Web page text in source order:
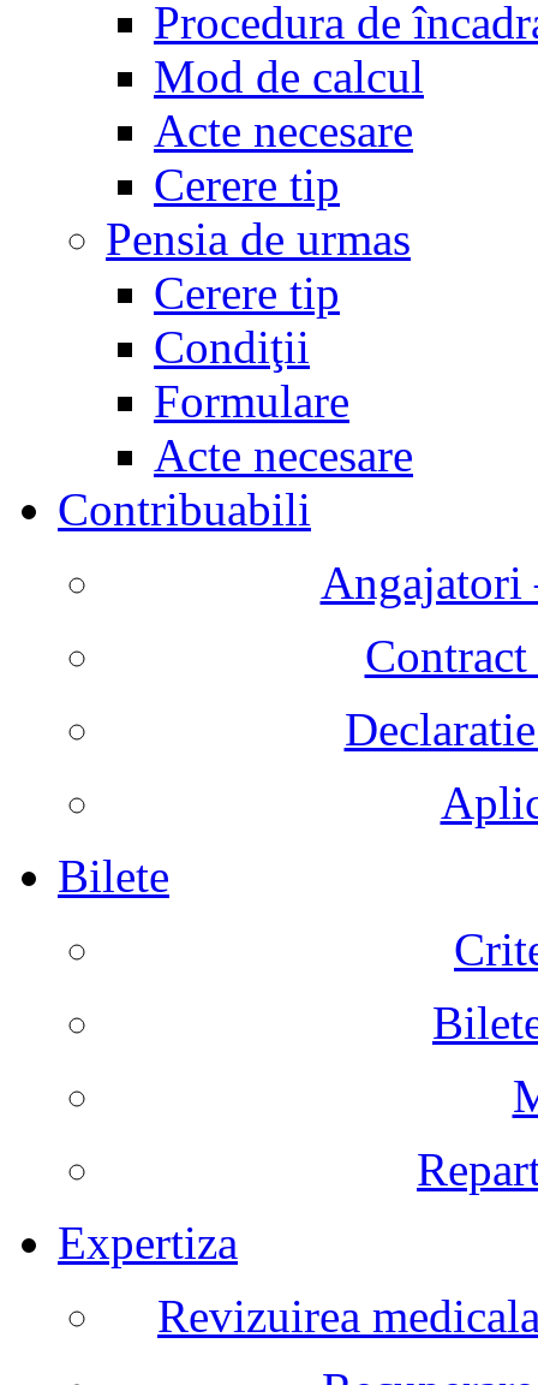
Procedura de
Mod de calcul
Acte necesare
Cerere tip
Pensia de urmas
Cerere tip
Condiţii
Formulare
Acte necesare
Contribuabili
Angajatori
Contract
Bilete
Expertiza
Revizuirea